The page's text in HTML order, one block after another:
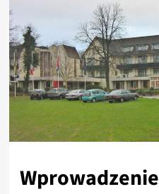
Wprowadzenie